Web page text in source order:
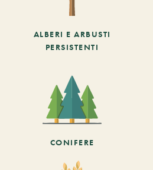
ALBERI E ARBUSTI
PERSISTENTI
CONIFERE